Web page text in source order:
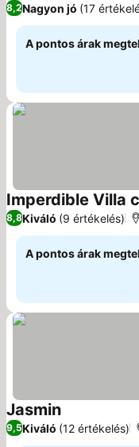
8,2Nagyon jó (17
A pontos árak
Imperdible Villa
8,8Kiváló (9 értékelés)
A pontos árak
JasminÁrak
9,5Kiváló (12 értékelés)